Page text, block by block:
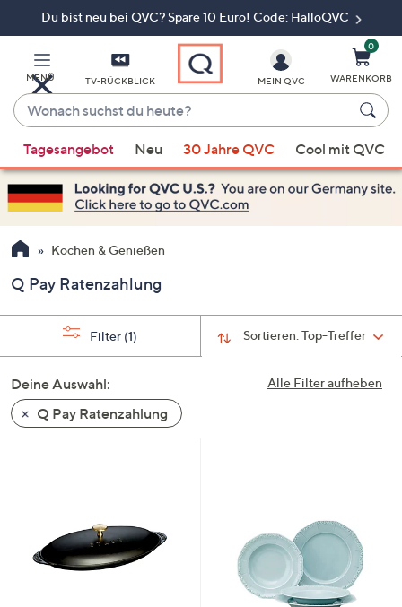
Du bist neu bei QVC? Spare 10 Euro! Code: HalloQVC
MENÜ TV-RÜCKBLICK
Wonach
suchst
du
heute?
Vorschläge
verfügbar
sind,
verwenden
Sie
Pfeiltasten
nach
und
nach
unten
oder
nach
links
MEIN QVC
0
WARENKORB
Tagesangebot Neu 30 Jahre QVC Cool mit QVC
Kochen & Genießen
Q Pay Ratenzahlung
Sortieren:Top-Treffer
Filter (1)
Alle Filter aufheben
Deine Auswahl:
Q Pay Ratenzahlung